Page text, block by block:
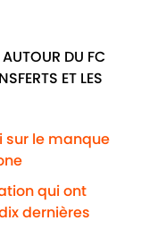
AUTOUR DU FC
ET LES
sur le manque
qui ont
dernières